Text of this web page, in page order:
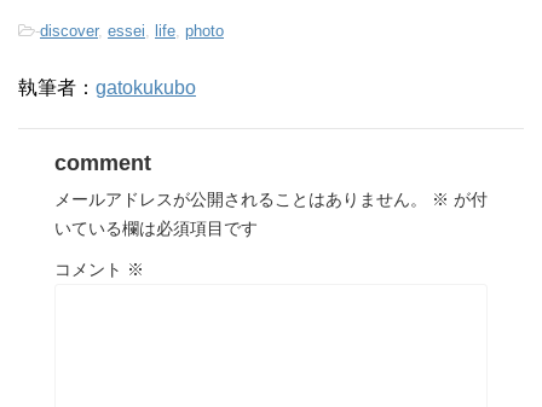
-discover, essei life photo
執筆者： gatokukubo
comment
メールアドレスが公開されることはありません。 ※ が付
いている欄は必須項目です
コメント ※